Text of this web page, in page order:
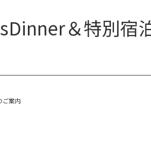
＆特別宿
ご案内